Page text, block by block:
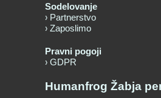
Sodelovanje
Partnerstvo
Zaposlimo
Pravni pogoji
GDPR
Humanfrog Žabja